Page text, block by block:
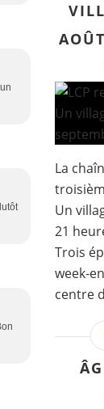
La
Un
21
Trois
week-
centre